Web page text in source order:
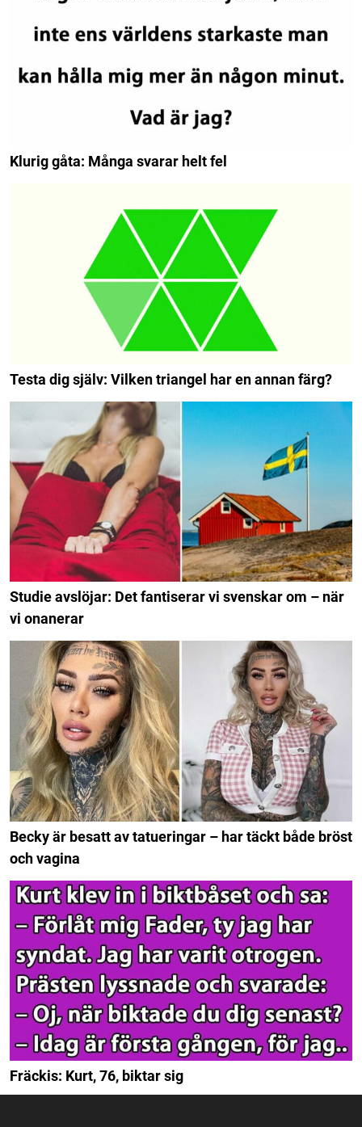
Klurig gåta: Många svarar helt fel
Testa dig själv: Vilken triangel har en annan färg?
Studie avslöjar: Det fantiserar vi svenskar om – när
vi onanerar
Becky är besatt av tatueringar – har täckt både bröst
och vagina
Fräckis: Kurt, 76, biktar sig